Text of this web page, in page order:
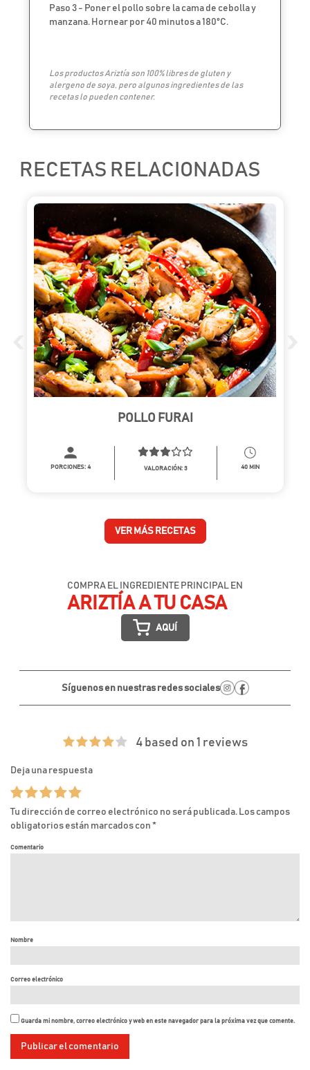
Paso 3 - Poner el pollo sobre la cama de cebolla y
manzana. Hornear por 40 minutos a 180ºC.
Los productos Ariztía son 100% libres de gluten y
alergeno de soya, pero algunos ingredientes de las
recetas lo pueden contener.
RECETAS RELACIONADAS
POLLO FURAI
PORCIONES: 4 VALORACIÓN: 3 40 MIN
VER MÁS RECETAS
COMPRA EL INGREDIENTE PRINCIPAL EN
ARIZTÍA A TU CASA
AQUÍ
Síguenos en nuestras redes sociales
4 based on 1 reviews
Deja una respuesta
Tu dirección de correo electrónico no será publicada. Los campos
obligatorios están marcados con *
Comentario
Nombre
Correo electrónico
Guarda mi nombre, correo electrónico y web en este navegador para la próxima vez que comente.